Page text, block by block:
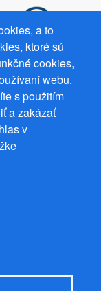
a to
ktoré sú
cookies,
webu.
s použitím
a zakázať
v
Ostrov 256, 561